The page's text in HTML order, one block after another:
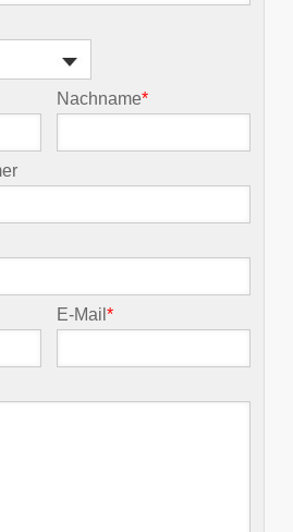
Nachname*
E-Mail*